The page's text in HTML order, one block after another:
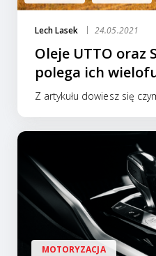
Lech Lasek 24.05.2021
Oleje UTTO oraz
polega ich
Z artykułu dowiesz się
MOTORYZACJA